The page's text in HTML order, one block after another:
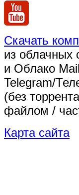
Скачать
из облачных
и Облако
Telegram/
(без
файлом /
Карта сайта